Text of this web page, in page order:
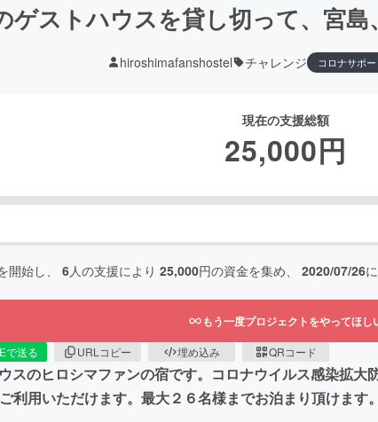
ゲストハウスを貸し切って、宮
hiroshimafanshostel チャレンジ コロナサポ
現在の支援総額
25,000円
開始し、 6人の支援により 25,000円の資金を集め、 2020/07/26
もう一度プロジェクトをやってほし
で送る URLコピー 埋め込み QRコード
スのヒロシマファンの宿です。コロナウイルス感染拡
利用いただけます。最大２６名様までお泊まり頂けます。